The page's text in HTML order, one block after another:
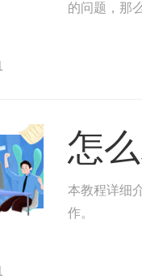
的问题，那
怎
本教程详细
作。